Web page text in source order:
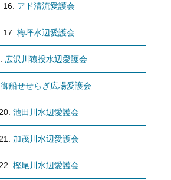
アド清流愛護会
梅坪水辺愛護会
広沢川猿投水辺愛護会
御船せせらぎ広場愛護会
池田川水辺愛護会
加茂川水辺愛護会
樫尾川水辺愛護会